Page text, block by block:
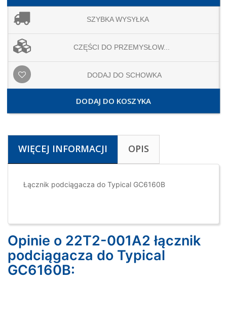
SZYBKA WYSYŁKA
CZĘŚCI DO PRZEMYSŁOW...
DODAJ DO SCHOWKA
DODAJ DO KOSZYKA
WIĘCEJ INFORMACJI OPIS
Łącznik podciągacza do Typical GC6160B
Opinie o 22T2-001A2 łącznik
podciągacza do Typical
GC6160B: